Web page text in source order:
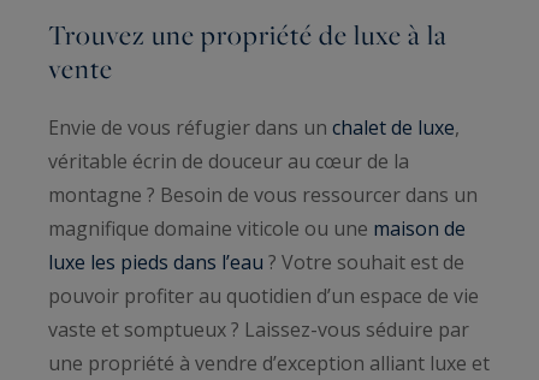
Trouvez une propriété de luxe à la
vente
Envie de vous réfugier dans un chalet de luxe,
véritable écrin de douceur au cœur de la
montagne ? Besoin de vous ressourcer dans un
magnifique domaine viticole ou une maison de
luxe les pieds dans l’eau ? Votre souhait est de
pouvoir profiter au quotidien d’un espace de vie
vaste et somptueux ? Laissez-vous séduire par
une propriété à vendre d’exception alliant luxe et